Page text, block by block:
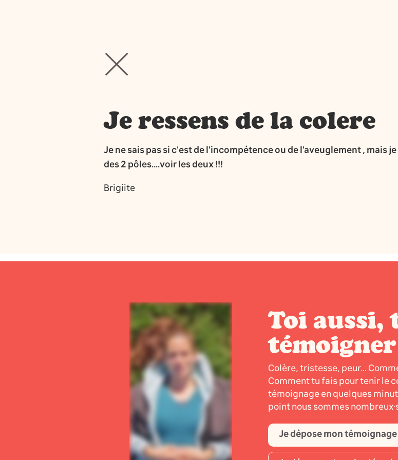
Je ressens de la colere
Je ne sais pas si c'est de l'incompétence ou de l'aveuglement , mais
des 2 pôles....voir les deux !!!
Brigiite
Toi aussi,
témoigner
Colère, tristesse, peur...
Comment tu fais pour tenir le
témoignage en quelques
point nous sommes
Je dépose mon témoignage